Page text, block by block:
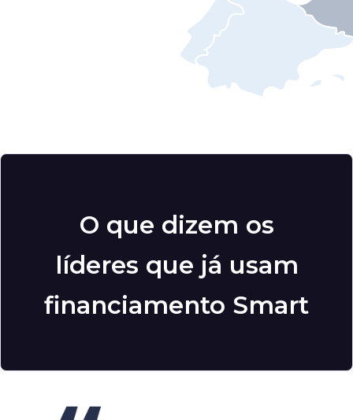
O que dizem os
líderes que já usam
financiamento Smart